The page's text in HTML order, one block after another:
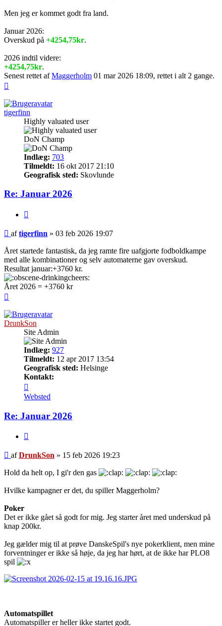
Men jeg er kommet godt fra land.
Januar 2026:
Overskud på +4254,75kr.
2026 indtil videre:
+4254,75kr.
Senest rettet afMaggerholm 01 mar 2026 18:09, rettet i alt 2 gange.
tigerfinn
Highly valuated user
DoN Champ
Indlæg: 703
Tilmeldt: 16 okt 2017 21:10
Geografisk sted: Skovlunde
Re: Januar 2026
Indlæg
aftigerfinn » 03 feb 2026 19:07
Året startede fantastisk, da jeg ramte fire uafgjorte fodboldkampe
med alle kombinationer og selv automaterne gav overskud.
Resultat januar:+3760 kr.
Året 2026 = +3760 kr
DrunkSon
Site Admin
Indlæg: 927
Tilmeldt: 12 apr 2017 13:54
Geografisk sted: Helsinge
Kontakt:
DrunkSon
Websted
Re: Januar 2026
Indlæg
afDrunkSon » 15 feb 2026 19:23
Hold da helt op, I gi'r den gas
Hvilke kampagner er det, du spiller Maggerholm?
Poker
Det er ikke gået så godt for mig. Jeg starter året med underskud på
knap 200kr.
Jeg gælder mig til at prøve DanskeSpil's nye pokerklient, men mine
forventninger er ikke så høje, da jeg har hørt, at de ikke har PLO8
spil
Automatspillet
Automatspiller er heller ikke startet godt.